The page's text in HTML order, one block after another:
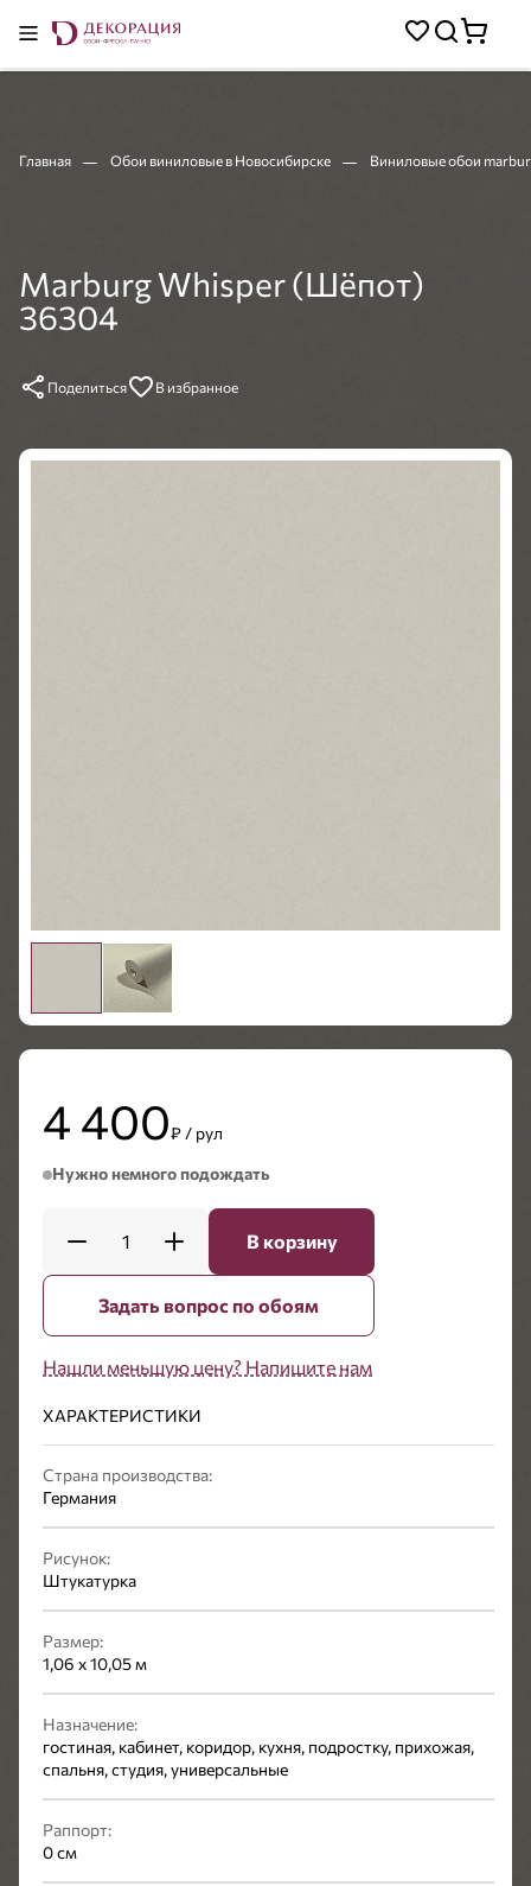
Главная Обои виниловые в Новосибирске Виниловые обои
Marburg Whisper (Шёпот)
36304
Поделиться В избранное
4 400₽ / рул
Нужно немного подождать
1 В корзину
Задать вопрос по обоям
Нашли меньшую цену? Напишите нам
ХАРАКТЕРИСТИКИ
Страна производства:
Германия
Рисунок:
Штукатурка
Размер:
1,06 x 10,05 м
Назначение:
гостиная, кабинет, коридор, кухня, подростку, прихожая,
спальня, студия, универсальные
Раппорт:
0 см